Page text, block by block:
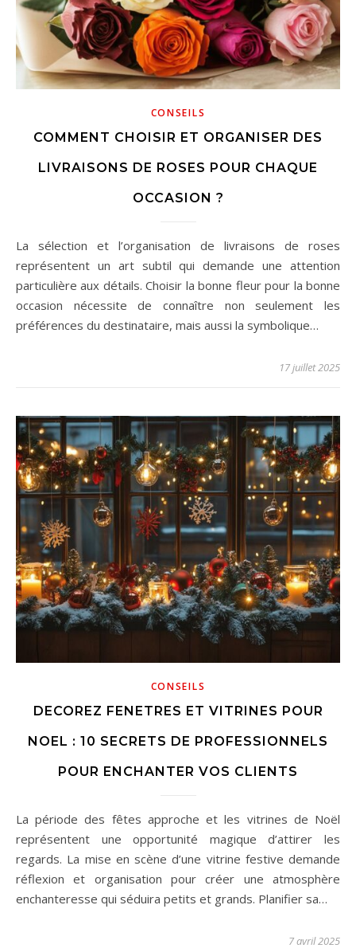
CONSEILS
COMMENT CHOISIR ET ORGANISER DES
LIVRAISONS DE ROSES POUR CHAQUE
OCCASION ?
La sélection et l’organisation de livraisons de roses
représentent un art subtil qui demande une attention
particulière aux détails. Choisir la bonne fleur pour la bonne
occasion nécessite de connaître non seulement les
préférences du destinataire, mais aussi la symbolique…
17 juillet 2025
CONSEILS
DECOREZ FENETRES ET VITRINES POUR
NOEL : 10 SECRETS DE PROFESSIONNELS
POUR ENCHANTER VOS CLIENTS
La période des fêtes approche et les vitrines de Noël
représentent une opportunité magique d’attirer les
regards. La mise en scène d’une vitrine festive demande
réflexion et organisation pour créer une atmosphère
enchanteresse qui séduira petits et grands. Planifier sa…
7 avril 2025